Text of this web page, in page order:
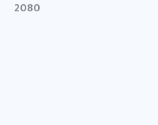
2080